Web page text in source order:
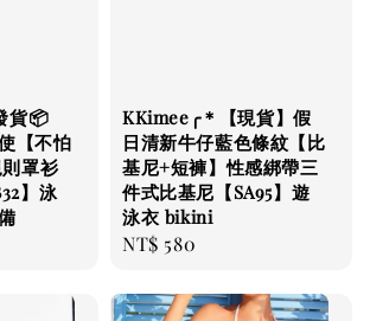
貨📦
【不怕
罩衫
】泳
KKimee╭＊【現貨】假
日清新牛仔藍色條紋【比
基尼+短褲】性感綁帶三
件式比基尼【SA95】遊
泳衣 bikini
Regular
NT$ 580